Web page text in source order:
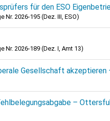
für den ESO
Nr. 2026-195 (Dez. III, ESO)
Nr. 2026-189 (Dez. I, Amt 13)
Gesellschaft
–